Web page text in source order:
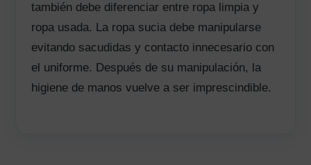
también debe diferenciar entre ropa limpia y
ropa usada. La ropa sucia debe manipularse
evitando sacudidas y contacto innecesario con
el uniforme. Después de su manipulación, la
higiene de manos vuelve a ser imprescindible.